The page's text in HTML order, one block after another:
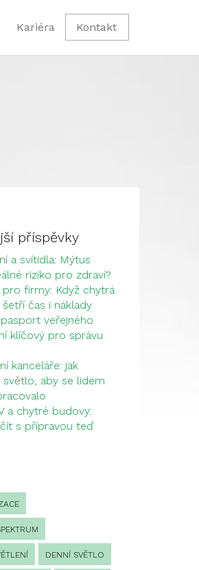
Kariéra Kontakt
příspěvky
a svítidla: Mýtus
riziko pro zdraví?
pro firmy: Když chytrá
čas i náklady
veřejného
klíčový pro správu
kanceláře: jak
světlo, aby se lidem
a chytré budovy:
s přípravou teď
DENNÍ SVĚTLO